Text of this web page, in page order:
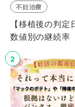
不妊治療
【移植後の判
数値別の継続率
2